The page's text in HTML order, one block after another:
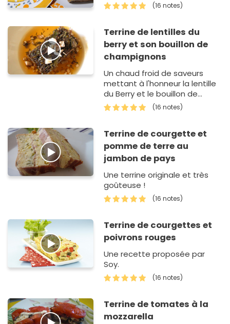
(16 notes)
Terrine de lentilles du
berry et son bouillon de
champignons
Un chaud froid de saveurs
mettant à l'honneur la lentille
du Berry et le bouillon de
légume Ariaké !(16 notes)
Terrine de courgette et
pomme de terre au
jambon de pays
Une terrine originale et très
goûteuse !
(16 notes)
Terrine de courgettes et
poivrons rouges
Une recette proposée par
Soy.
(16 notes)
Terrine de tomates à la
mozzarella